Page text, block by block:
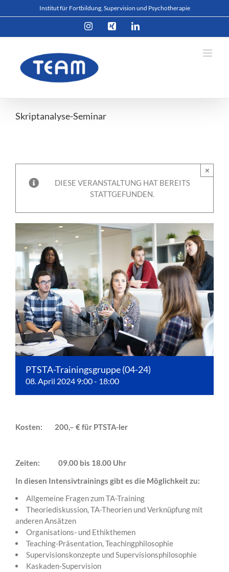
Inhalt
Institut für Fortbildung, Supervision und Psychotherapie
InstagramXing LinkedIn
Skriptanalyse-Seminar
DIESE VERANSTALTUNG HAT BEREITS
STATTGEFUNDEN.
×
PTSTA-Trainingsgruppe (04-24)
08. April 2024 9:00- 18:00
Kosten: 200,– € für PTSTA-ler
Zeiten: 09.00 bis 18.00 Uhr
In diesen Intensivtrainings gibt es die Möglichkeit zu:
Allgemeine Fragen zum TA-Training
Theoriediskussion, TA-Theorien und Verknüpfung mit
anderen Ansätzen
Organisations- und Ethikthemen
Teaching-Präsentation, Teachingphilosophie
Supervisionskonzepte und Supervisionsphilosophie
Kaskaden-Supervision